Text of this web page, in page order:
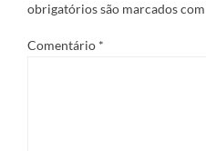
obrigatórios são marcados com
Comentário *